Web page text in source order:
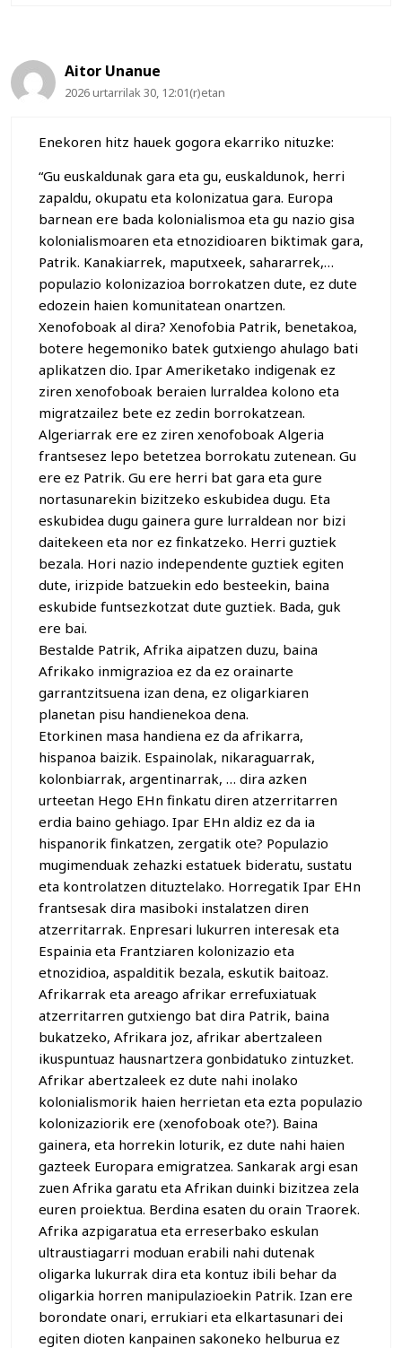
Aitor Unanue
2026 urtarrilak 30, 12:01(r)etan
Enekoren hitz hauek gogora ekarriko nituzke:
“Gu euskaldunak gara eta gu, euskaldunok, herri
zapaldu, okupatu eta kolonizatua gara. Europa
barnean ere bada kolonialismoa eta gu nazio gisa
kolonialismoaren eta etnozidioaren biktimak gara,
Patrik. Kanakiarrek, maputxeek, sahararrek,…
populazio kolonizazioa borrokatzen dute, ez dute
edozein haien komunitatean onartzen.
Xenofoboak al dira? Xenofobia Patrik, benetakoa,
botere hegemoniko batek gutxiengo ahulago bati
aplikatzen dio. Ipar Ameriketako indigenak ez
ziren xenofoboak beraien lurraldea kolono eta
migratzailez bete ez zedin borrokatzean.
Algeriarrak ere ez ziren xenofoboak Algeria
frantsesez lepo betetzea borrokatu zutenean. Gu
ere ez Patrik. Gu ere herri bat gara eta gure
nortasunarekin bizitzeko eskubidea dugu. Eta
eskubidea dugu gainera gure lurraldean nor bizi
daitekeen eta nor ez finkatzeko. Herri guztiek
bezala. Hori nazio independente guztiek egiten
dute, irizpide batzuekin edo besteekin, baina
eskubide funtsezkotzat dute guztiek. Bada, guk
ere bai.
Bestalde Patrik, Afrika aipatzen duzu, baina
Afrikako inmigrazioa ez da ez orainarte
garrantzitsuena izan dena, ez oligarkiaren
planetan pisu handienekoa dena.
Etorkinen masa handiena ez da afrikarra,
hispanoa baizik. Espainolak, nikaraguarrak,
kolonbiarrak, argentinarrak, … dira azken
urteetan Hego EHn finkatu diren atzerritarren
erdia baino gehiago. Ipar EHn aldiz ez da ia
hispanorik finkatzen, zergatik ote? Populazio
mugimenduak zehazki estatuek bideratu, sustatu
eta kontrolatzen dituztelako. Horregatik Ipar EHn
frantsesak dira masiboki instalatzen diren
atzerritarrak. Enpresari lukurren interesak eta
Espainia eta Frantziaren kolonizazio eta
etnozidioa, aspalditik bezala, eskutik baitoaz.
Afrikarrak eta areago afrikar errefuxiatuak
atzerritarren gutxiengo bat dira Patrik, baina
bukatzeko, Afrikara joz, afrikar abertzaleen
ikuspuntuaz hausnartzera gonbidatuko zintuzket.
Afrikar abertzaleek ez dute nahi inolako
kolonialismorik haien herrietan eta ezta populazio
kolonizaziorik ere (xenofoboak ote?). Baina
gainera, eta horrekin loturik, ez dute nahi haien
gazteek Europara emigratzea. Sankarak argi esan
zuen Afrika garatu eta Afrikan duinki bizitzea zela
euren proiektua. Berdina esaten du orain Traorek.
Afrika azpigaratua eta erreserbako eskulan
ultraustiagarri moduan erabili nahi dutenak
oligarka lukurrak dira eta kontuz ibili behar da
oligarkia horren manipulazioekin Patrik. Izan ere
borondate onari, errukiari eta elkartasunari dei
egiten dioten kanpainen sakoneko helburua ez